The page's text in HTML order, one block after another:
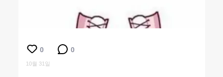
0 0
10월 31일